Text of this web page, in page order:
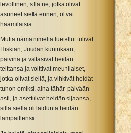
levollinen, sillä ne, jotka olivat
asuneet siellä ennen, olivat
haamilaisia.
Mutta nämä nimeltä luetellut tulivat
Hiskian, Juudan kuninkaan,
päivinä ja valtasivat heidän
telttansa ja voittivat meunilaiset,
jotka olivat siellä, ja vihkivät heidät
tuhon omiksi, aina tähän päivään
asti, ja asettuivat heidän sijaansa,
sillä siellä oli laidunta heidän
lampaillensa.